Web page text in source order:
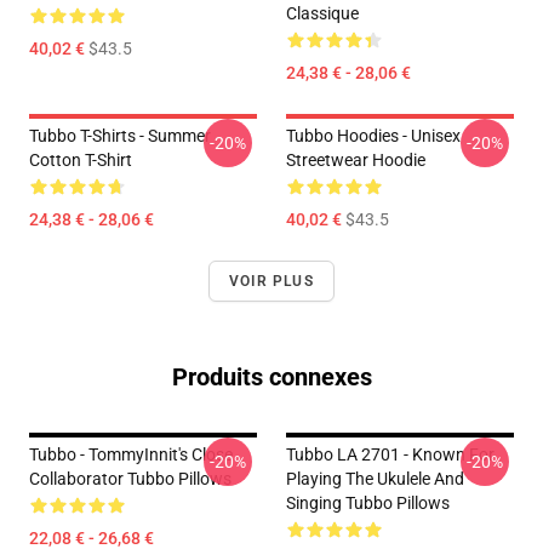
40,02 €$43.5
Classique
24,38 € - 28,06 €
Tubbo T-Shirts - Summer
Cotton T-Shirt
24,38 € - 28,06 €
-20%
Tubbo Hoodies - Unisex
Streetwear Hoodie
40,02 €$43.5
-20%
VOIR PLUS
Produits connexes
Tubbo - TommyInnit's Close
Collaborator Tubbo Pillows
22,08 € - 26,68 €
-20%
Tubbo LA 2701 - Known For
Playing The Ukulele And
Singing Tubbo Pillows
-20%